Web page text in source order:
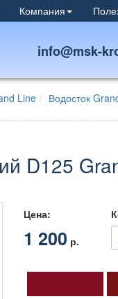
info@msk-
Компания
Line
Водосток
D125
Цена:
1 200 р.